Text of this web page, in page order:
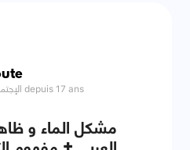
Enseignant de الإجتماعيات depuis 17 ans
مشكل الماء و